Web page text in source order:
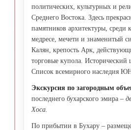
политических, культурных и
Среднего Востока. Здесь
памятников архитектуры, среди
медресе, мечети и знаменитый
Калян, крепость Арк,
торговые купола. Исторический
Список всемирного наследия
Экскурсия по загородным
последнего бухарского эмира –
Хоса.
По прибытии в Бухару –